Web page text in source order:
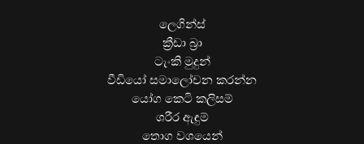
ලෙගින්ස්
ක්‍රීඩා බ්‍රා
ටැංකි මුදුන්
වීඩියෝ සමාලෝචන කරන්න
යෝග කෙටි කලිසම්
ශරීර ඇඳුම්
තොග වශයෙන්